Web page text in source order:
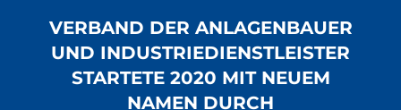
VERBAND DER ANLAGENBAUER
UND INDUSTRIEDIENSTLEISTER
STARTETE 2020 MIT NEUEM
NAMEN DURCH
Veranstaltungen
Mein Zugang zum VAIS